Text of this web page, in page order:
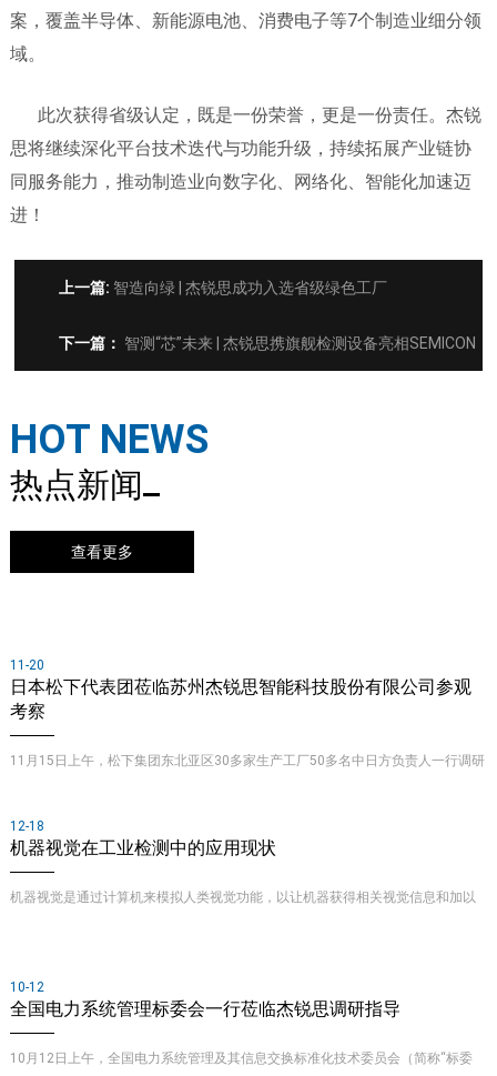
案，覆盖半导体、新能源电池、消费电子等7个制造业细分领
域。
此次获得省级认定，既是一份荣誉，更是一份责任。杰锐
思将继续深化平台技术迭代与功能升级，持续拓展产业链协
同服务能力，推动制造业向数字化、网络化、智能化加速迈
进！
上一篇: 智造向绿 | 杰锐思成功入选省级绿色工厂
下一篇： 智测“芯”未来 | 杰锐思携旗舰检测设备亮相SEMICON
HOT NEWS
热点新闻
查看更多
11-20
日本松下代表团莅临苏州杰锐思智能科技股份有限公司参观
考察
11月15日上午，松下集团东北亚区30多家生产工厂50多名中日方负责人一行调研
12-18
机器视觉在工业检测中的应用现状
机器视觉是通过计算机来模拟人类视觉功能，以让机器获得相关视觉信息和加以
10-12
全国电力系统管理标委会一行莅临杰锐思调研指导
10月12日上午，全国电力系统管理及其信息交换标准化技术委员会（简称“标委